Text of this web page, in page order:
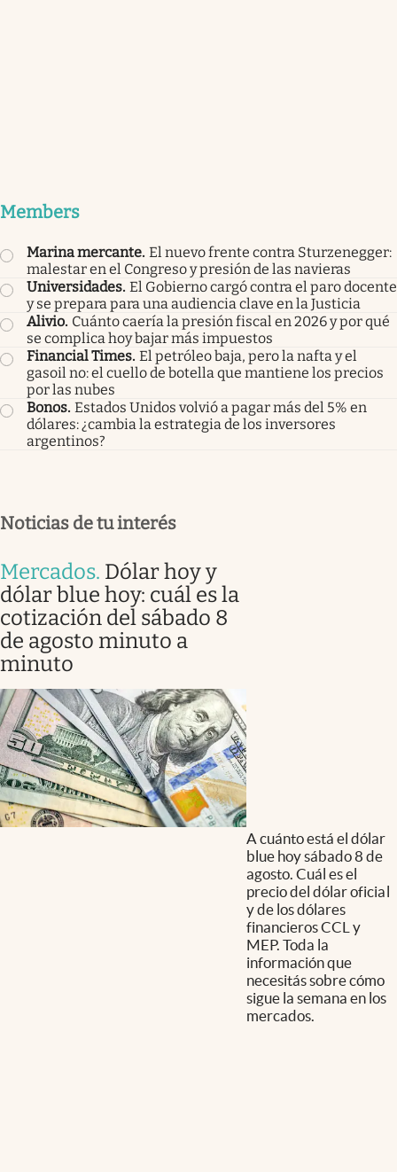
Members
Marina mercante. El nuevo frente contra Sturzenegger:
malestar en el Congreso y presión de las navieras
Universidades. El Gobierno cargó contra el paro docente
y se prepara para una audiencia clave en la Justicia
Alivio. Cuánto caería la presión fiscal en 2026 y por qué
se complica hoy bajar más impuestos
Financial Times. El petróleo baja, pero la nafta y el
gasoil no: el cuello de botella que mantiene los precios
por las nubes
Bonos. Estados Unidos volvió a pagar más del 5% en
dólares: ¿cambia la estrategia de los inversores
argentinos?
Noticias de tu interés
Mercados. Dólar hoy y
dólar blue hoy: cuál es la
cotización del sábado 8
de agosto minuto a
minuto
A cuánto está el dólar
blue hoy sábado 8 de
agosto. Cuál es el
precio del dólar oficial
y de los dólares
financieros CCL y
MEP. Toda la
información que
necesitás sobre cómo
sigue la semana en los
mercados.